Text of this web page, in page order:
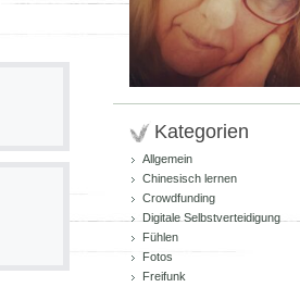
Kategorien
Allgemein
Chinesisch lernen
Crowdfunding
Digitale Selbstverteidigung
Fühlen
Fotos
Freifunk